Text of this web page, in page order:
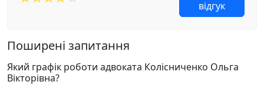
відгук
Поширені запитання
Який графік роботи адвоката Колісниченко Ольга
Вікторівна?